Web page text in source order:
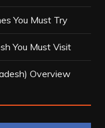
You Must Try
You Must Visit
Overview